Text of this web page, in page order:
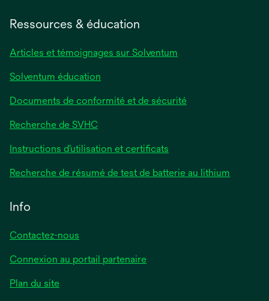
Ressources & éducation
Articles et témoignages sur Solventum
Solventum éducation
Documents de conformité et de sécurité
Recherche de SVHC
Instructions d’utilisation et certificats
Recherche de résumé de test de batterie au lithium
Info
Contactez-nous
Connexion au portail partenaire
Plan du site